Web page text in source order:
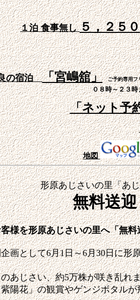
１泊 食事無し５，２５０
の宿泊「宮嶋舘」ご予約専用フ
０８時～２３
「ネット予
地図
形原あじさいの里「あ
無料送
様を形原あじさいの里へ「無
として6月1日～6月30日に形
あじさい、約5万株が咲き乱れ
花」の観賞やゲンジボタルが